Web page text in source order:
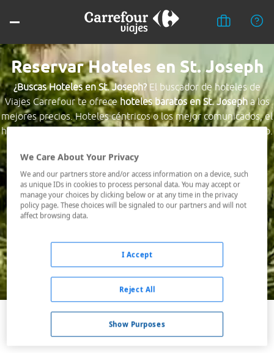
Reservar Hoteles en St. Joseph
¿Buscas Hoteles en St. Joseph?El buscador de hoteles de
Viajes Carrefour te ofrece hoteles baratos en St. Josepha los
mejores precios. Hoteles céntricos o los mejor comunicados, el
hotel que busques nosotros te lo encontramos al mejor precio.
Destino *
Fechas *
08/08/2026 - 09/08/2026
Buscar
VER TODOS LOS HOTELES BARATOS EN ST. JOSEPH
We Care About Your Privacy
We and our partners store and/or access information on a device, such
as unique IDs in cookies to process personal data. You may accept or
manage your choices by clicking below or at any time in the privacy
policy page. These choices will be signaled to our partners and will not
affect browsing data.
Show Purposes
Reject All
I Accept